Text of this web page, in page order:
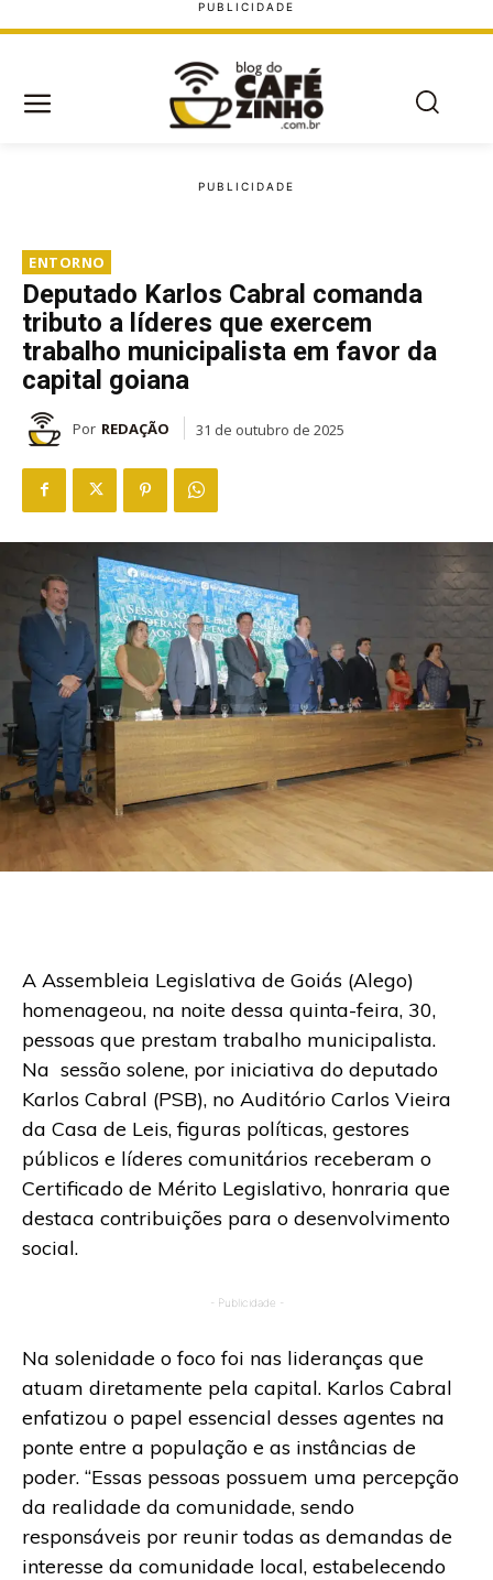
ENTORNO
Deputado Karlos Cabral comanda
tributo a líderes que exercem
trabalho municipalista em favor da
capital goiana
Por REDAÇÃO 31 de outubro de 2025
A Assembleia Legislativa de Goiás (Alego)
homenageou, na noite dessa quinta-feira, 30,
pessoas que prestam trabalho municipalista.
Na sessão solene, por iniciativa do deputado
Karlos Cabral (PSB), no Auditório Carlos Vieira
da Casa de Leis, figuras políticas, gestores
públicos e líderes comunitários receberam o
Certificado de Mérito Legislativo, honraria que
destaca contribuições para o desenvolvimento
social.
- Publicidade -
Na solenidade o foco foi nas lideranças que
atuam diretamente pela capital. Karlos Cabral
enfatizou o papel essencial desses agentes na
ponte entre a população e as instâncias de
poder. “Essas pessoas possuem uma percepção
da realidade da comunidade, sendo
responsáveis por reunir todas as demandas de
interesse da comunidade local, estabelecendo